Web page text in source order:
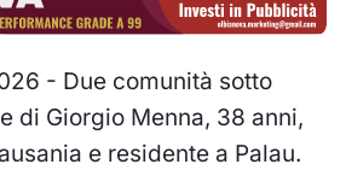
- Due comunità sotto
di Giorgio Menna, 38 anni,
e residente a Palau.